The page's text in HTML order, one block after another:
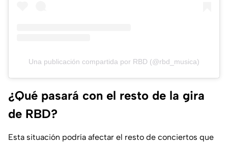
Una publicación compartida por RBD (@rbd_musica)
¿Qué pasará con el resto de la gira
de RBD?
Esta situación podría afectar el resto de conciertos que